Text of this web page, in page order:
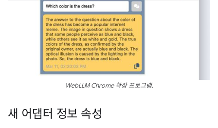
WebLLM Chrome 확장 프로그램.
새 어댑터 정보 속성